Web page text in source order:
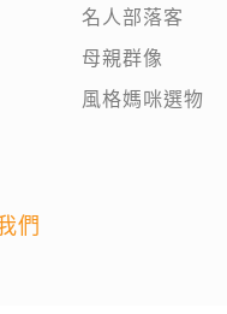
名人部落客
母親群像
風格媽咪選物
們